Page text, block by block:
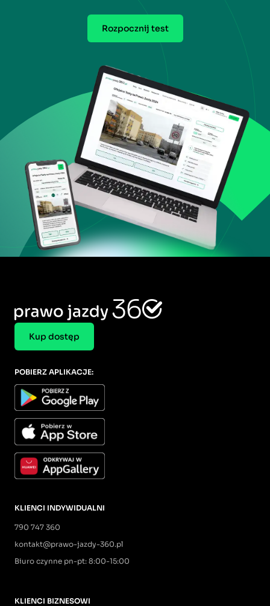
Rozpocznij test
Kup dostęp
KLIENCI INDYWIDUALNI
790 747 360
kontakt@prawo-jazdy-360.pl
Biuro czynne pn-pt: 8:00-15:00
KLIENCI BIZNESOWI
POBIERZ APLIKACJE: